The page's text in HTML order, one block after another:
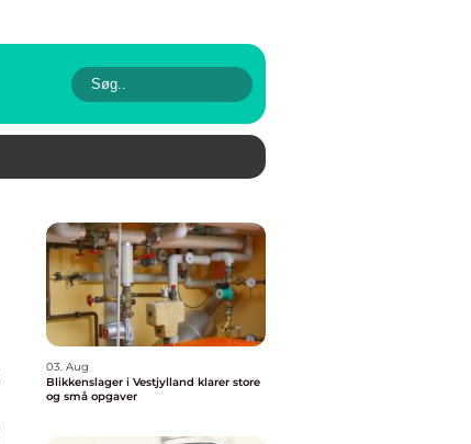
03. Aug
Blikkenslager i Vestjylland klarer store
og små opgaver